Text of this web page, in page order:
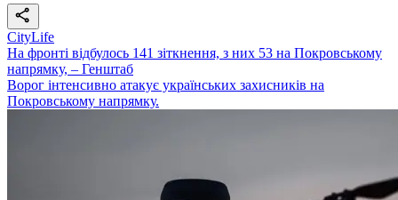
CityLife
На фронті відбулось 141 зіткнення, з них 53 на Покровському
напрямку, – Генштаб
Ворог інтенсивно атакує українських захисників на
Покровському напрямку.